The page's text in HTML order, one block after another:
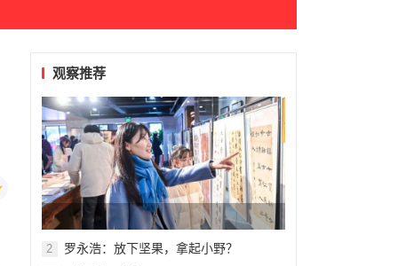
观察推荐
2 罗永浩：放下坚果，拿起小野？